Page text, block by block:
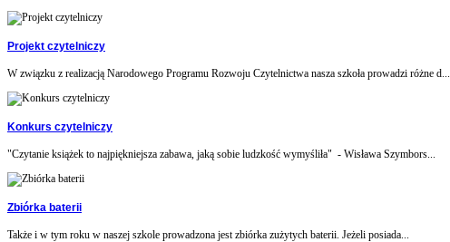
Projekt czytelniczy
W związku z realizacją Narodowego Programu Rozwoju Czytelnictwa nasza szkoła prowadzi różne d...
Konkurs czytelniczy
"Czytanie książek to najpiękniejsza zabawa, jaką sobie ludzkość wymyśliła" - Wisława Szymbors...
Zbiórka baterii
Także i w tym roku w naszej szkole prowadzona jest zbiórka zużytych baterii. Jeżeli posiada...